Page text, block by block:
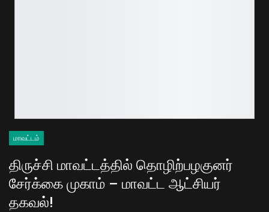
மாவட்டம்
திருச்சி மாவட்டத்தில் தொழிற்பழகுனர்
சேர்க்கை முகாம் – மாவட்ட ஆட்சியர்
தகவல்!